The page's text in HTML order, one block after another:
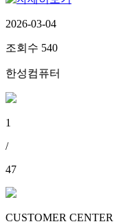
2026-03-04
조회수 540
한성컴퓨터
1
/
47
CUSTOMER CENTER